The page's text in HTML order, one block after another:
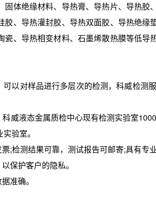
体绝缘材料、导热膏、导热片、导热胶
、导热灌封胶、导热双面胶、导热绝
、导热相变材料、石墨烯散热膜等低
对样品进行多层次的检测，科威检测
液态金属质检中心现有检测实验室
验室。
测结果可靠，测试报告可邮寄;具有专
保护客户的隐私。
准确。